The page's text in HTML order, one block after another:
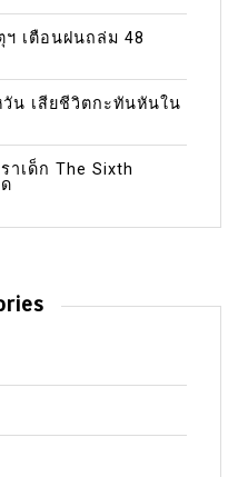
เตือนฝนถล่ม 48
น เสียชีวิตกะทันหันใน
าเด็ก The Sixth